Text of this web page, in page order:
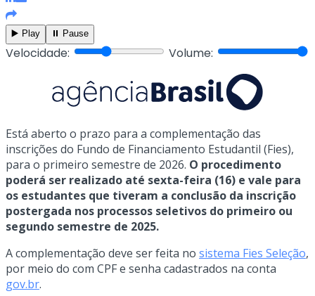
▶️ Play ⏸️ Pause
Velocidade: Volume:
Está aberto o prazo para a complementação das
inscrições do Fundo de Financiamento Estudantil (Fies),
para o primeiro semestre de 2026. O procedimento
poderá ser realizado até sexta-feira (16) e vale para
os estudantes que tiveram a conclusão da inscrição
postergada nos processos seletivos do primeiro ou
segundo semestre de 2025.
A complementação deve ser feita no sistema Fies Seleção,
por meio do com CPF e senha cadastrados na conta
gov.br.